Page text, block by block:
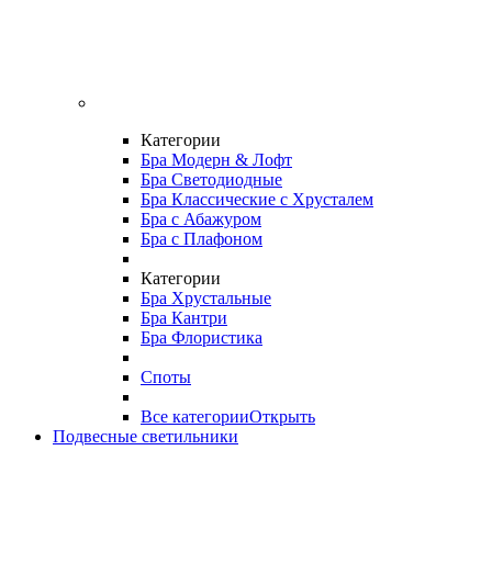
Категории
Бра Модерн & Лофт
Бра Светодиодные
Бра Классические с Хрусталем
Бра с Абажуром
Бра с Плафоном
Категории
Бра Хрустальные
Бра Кантри
Бра Флористика
Споты
Все категорииОткрыть
Подвесные светильники